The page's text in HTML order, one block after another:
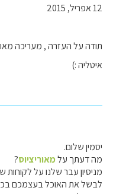
12 אפריל, 2015
תודה על העזרה , מעריכה
איטליה :)
יסמין שלום.
מה דעתך עלמאוריציוס?
מניסיון עבר שלנו על לקוחות
לבשל את האוכל בעצמכם